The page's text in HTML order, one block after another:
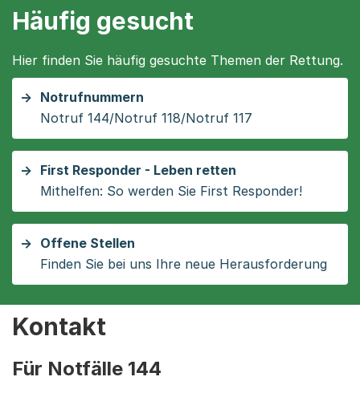
Häufig gesucht
Hier finden Sie häufig gesuchte Themen der Rettung.
Notrufnummern
Notruf 144/Notruf 118/Notruf 117
First Responder - Leben retten
Mithelfen: So werden Sie First Responder!
Offene Stellen
Finden Sie bei uns Ihre neue Herausforderung
Kontakt
Für Notfälle 144